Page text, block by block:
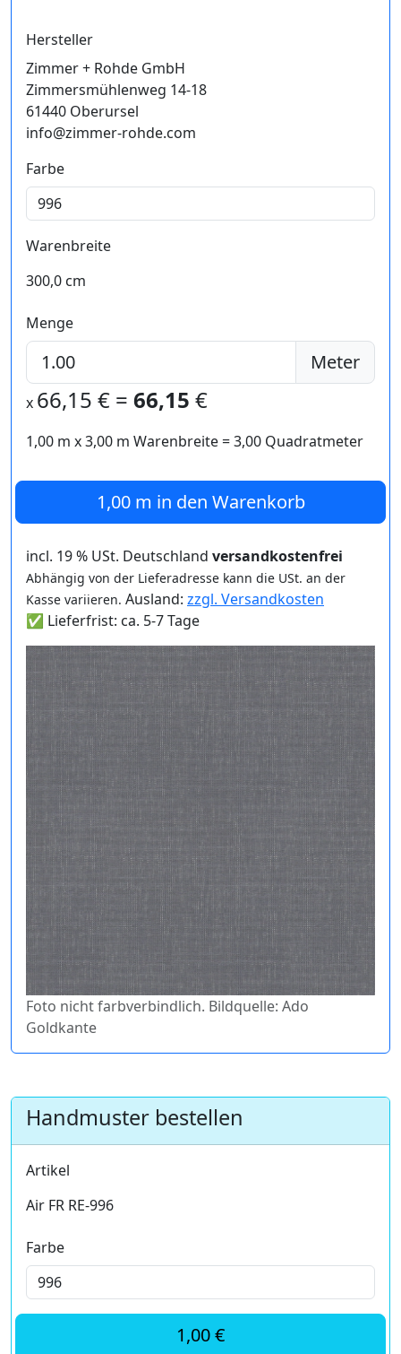
Hersteller
Zimmer + Rohde GmbH
Zimmersmühlenweg 14-18
61440 Oberursel
info@zimmer-rohde.com
Farbe
Warenbreite
300,0 cm
Menge
Meter
x 66,15 € = 66,15 €
1,00 m x3,00 m Warenbreite =3,00 Quadratmeter
1,00 m in den Warenkorb
incl. 19 % USt. Deutschland versandkostenfrei
Abhängig von der Lieferadresse kann die USt. an der
Kasse variieren. Ausland: zzgl. Versandkosten
✅ Lieferfrist: ca. 5-7 Tage
Foto nicht farbverbindlich. Bildquelle: Ado
Goldkante
Handmuster bestellen
Artikel
Air FR RE-996
Farbe
1,00 €